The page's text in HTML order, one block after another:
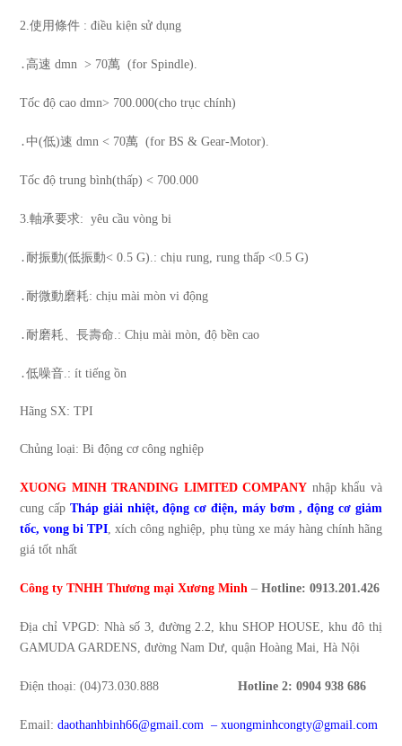
2.使用條件 : điều kiện sử dụng
․高速 dmn > 70萬 (for Spindle).
Tốc độ cao dmn> 700.000(cho trục chính)
․中(低)速 dmn < 70萬 (for BS & Gear-Motor).
Tốc độ trung bình(thấp) < 700.000
3.軸承要求: yêu cầu vòng bi
․耐振動(低振動< 0.5 G).: chịu rung, rung thấp <0.5 G)
․耐微動磨耗: chịu mài mòn vi động
․耐磨耗、長壽命.: Chịu mài mòn, độ bền cao
․低噪音.: ít tiếng ồn
Hãng SX: TPI
Chủng loại: Bi động cơ công nghiệp
XUONG MINH TRANDING LIMITED COMPANY nhập khẩu và
cung cấp Tháp giải nhiệt, động cơ điện, máy bơm, động cơ giảm
tốc, vong bi TPI, xích công nghiệp, phụ tùng xe máy hàng chính hãng
giá tốt nhất
Công ty TNHH Thương mại Xương Minh – Hotline: 0913.201.426
Địa chỉ VPGD: Nhà số 3, đường 2.2, khu SHOP HOUSE, khu đô thị
GAMUDA GARDENS, đường Nam Dư, quận Hoàng Mai, Hà Nội
Điện thoại: (04)73.030.888 Hotline 2:0904 938 686
Email:daothanhbinh66@gmail.com –xuongminhcongty@gmail.com